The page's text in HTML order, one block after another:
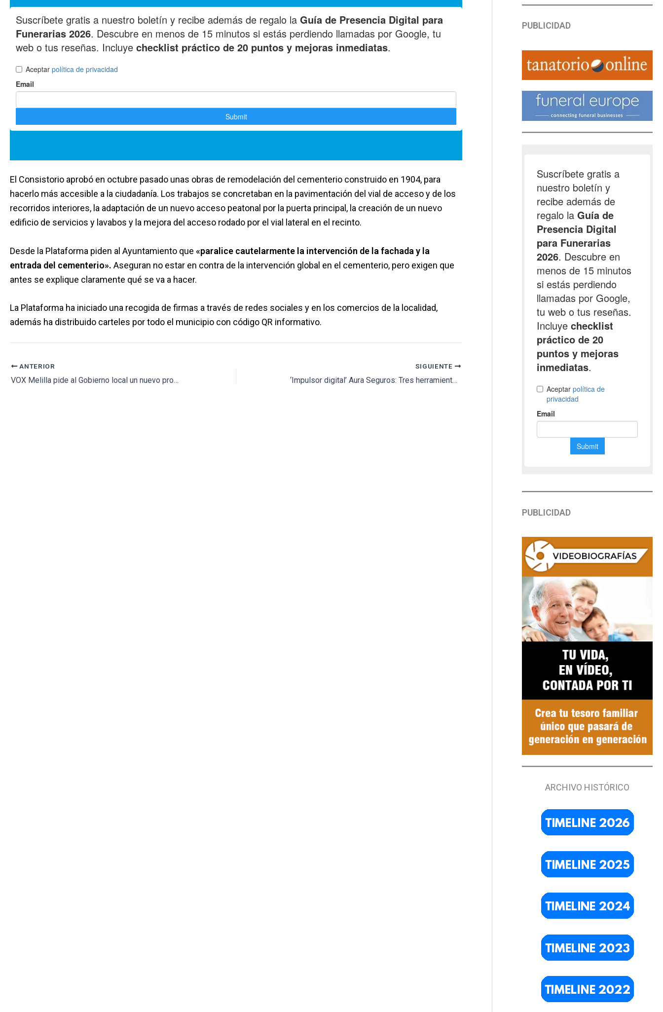
El Consistorio aprobó en octubre pasado unas obras de remodelación del cementerio construido en 1904, para
hacerlo más accesible a la ciudadanía. Los trabajos se concretaban en la pavimentación del vial de acceso y de los
recorridos interiores, la adaptación de un nuevo acceso peatonal por la puerta principal, la creación de un nuevo
edificio de servicios y lavabos y la mejora del acceso rodado por el vial lateral en el recinto.
Desde la Plataforma piden al Ayuntamiento que «paralice cautelarmente la intervención de la fachada y la
entrada del cementerio». Aseguran no estar en contra de la intervención global en el cementerio, pero exigen que
antes se explique claramente qué se va a hacer.
La Plataforma ha iniciado una recogida de firmas a través de redes sociales y en los comercios de la localidad,
además ha distribuido carteles por todo el municipio con código QR informativo.
ANTERIOR
VOX Melilla pide al Gobierno local un nuevo proyecto de reparación y mejora del cementerio cristiano
SIGUIENTE
‘Impulsor digital’ Aura Seguros: Tres herramientas 100% online para captar leads y generar ventas
PUBLICIDAD
PUBLICIDAD
ARCHIVO HISTÓRICO